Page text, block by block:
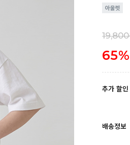
65%
추가 할인
배송정보